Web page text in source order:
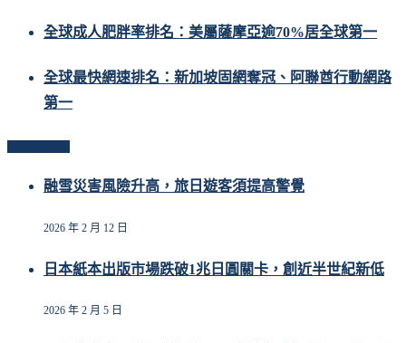
全球成人肥胖率排名：美屬薩摩亞逾70%居全球第一
全球最快網速排名：新加坡固網奪冠、阿聯酋行動網路
第一
融雪災害風險升高，旅日遊客須提高警覺
2026 年 2 月 12 日
日本紙本出版市場跌破1兆日圓關卡，創近半世紀新低
2026 年 2 月 5 日